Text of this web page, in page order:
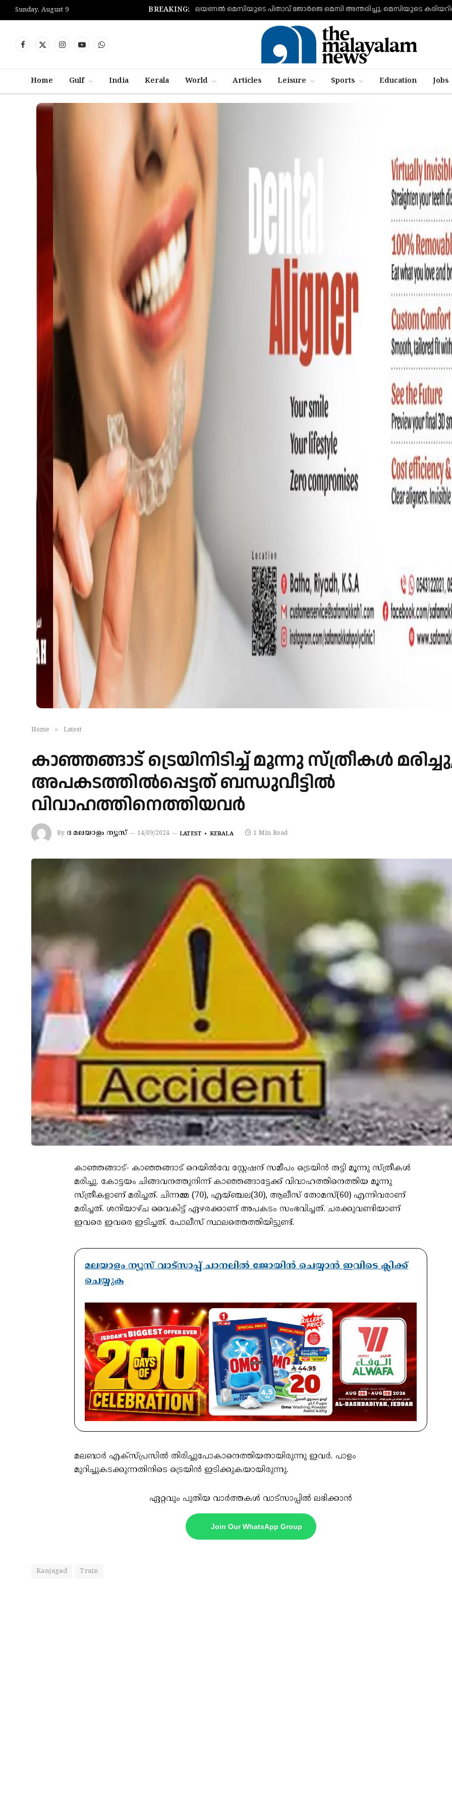
Sunday, August 9 BREAKING:
Facebook
X
InstagramYouTubeWhatsApp
Home Gulf India Kerala World Articles Leisure Sports Education Jobs
Home » Latest
കാഞ്ഞങ്ങാട് ട്രെയിനിടിച്ച് മൂന്നു സ്ത്രീകൾ
അപകടത്തിൽപ്പെട്ടത് ബന്ധുവീട്ടിൽ
വിവാഹത്തിനെത്തിയവർ
By ദ മലയാളം ന്യൂസ് 14/09/2024 LATEST KERALA 1 Min Read
കാഞ്ഞങ്ങാട്- കാഞ്ഞങ്ങാട് റെയിൽവേ സ്റ്റേഷന് സമീപം ട്രെയിൻ തട്ടി മൂന്നു സ്ത്രീകൾ
മരിച്ചു. കോട്ടയം ചിങ്ങവനത്തുനിന്ന് കാഞ്ഞങ്ങാട്ടേക്ക് വിവാഹത്തിനെത്തിയ മൂന്നു
സ്ത്രീകളാണ് മരിച്ചത്. ചിന്നമ്മ (70), എയ്ഞ്ചല(30), ആലീസ് തോമസ്(60) എന്നിവരാണ്
മരിച്ചത്. ശനിയാഴ്ച വൈകിട്ട് ഏഴരക്കാണ് അപകടം സംഭവിച്ചത്. ചരക്കുവണ്ടിയാണ്
ഇവരെ ഇവരെ ഇടിച്ചത്. പോലീസ് സ്ഥലത്തെത്തിയിട്ടുണ്ട്.
മലയാളം ന്യൂസ് വാട്സാപ്പ് ചാനലിൽ ജോയിൻ ചെയ്യാൻ ഇവിടെ ക്ലിക്ക്
ചെയ്യുക
മലബാർ എക്സ്പ്രസിൽ തിരിച്ചുപോകാനെത്തിയതായിരുന്നു ഇവർ. പാളം
മുറിച്ചുകടക്കുന്നതിനിടെ ട്രെയിൻ ഇടിക്കുകയായിരുന്നു.
ഏറ്റവും പുതിയ വാർത്തകൾ വാട്സാപ്പിൽ ലഭിക്കാൻ
Join Our WhatsApp Group
Kanjagad Train